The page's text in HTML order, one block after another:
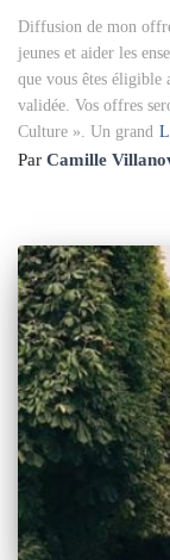
Diffusion de mon
jeunes et aider les
que vous êtes éligible
validée. Vos offres
Culture ». Un grand
Par Camille